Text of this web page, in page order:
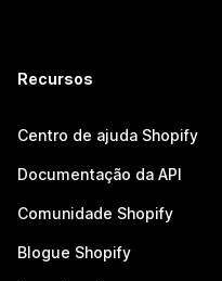
Recursos
Centro de ajuda Shopify
Documentação da API
Comunidade Shopify
Blogue Shopify